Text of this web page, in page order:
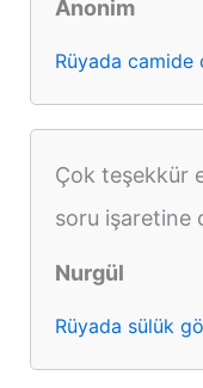
Anonim
Rüyada
Çok teşekkür
soru işaretine
Nurgül
Rüyada sülük